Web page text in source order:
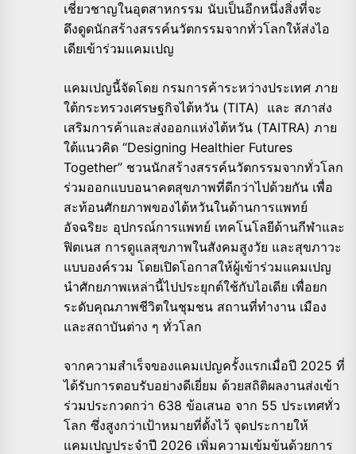
เชี่ยวชาญในอุตสาหกรรม นับเป็นอีกหนึ่งสิ่งที่จะ
ดึงดูดนักสร้างสรรค์นวัตกรรมจากทั่วโลกให้ส่งไอ
เดียเข้าร่วมแคมเปญ
แคมเปญนี้จัดโดย กรมการค้าระหว่างประเทศ ภาย
ใต้กระทรวงเศรษฐกิจไต้หวัน (TITA) และ สภาส่ง
เสริมการค้าและส่งออกแห่งไต้หวัน (TAITRA) ภาย
ใต้แนวคิด “Designing Healthier Futures
Together” ชวนนักสร้างสรรค์นวัตกรรมจากทั่วโลก
ร่วมออกแบบอนาคตสุขภาพที่ดีกว่าไปด้วยกัน เพื่อ
สะท้อนศักยภาพของไต้หวันในด้านการแพทย์
อัจฉริยะ อุปกรณ์การแพทย์ เทคโนโลยีด้านกีฬาและ
ฟิตเนส การดูแลสุขภาพในสังคมสูงวัย และสุขภาวะ
แบบองค์รวม โดยเปิดโอกาสให้ผู้เข้าร่วมแคมเปญ
นำศักยภาพเหล่านี้ไปประยุกต์ใช้กับไอเดีย เพื่อยก
ระดับคุณภาพชีวิตในชุมชน สถานที่ทำงาน เมือง
และสถาบันต่าง ๆ ทั่วโลก
จากความสำเร็จของแคมเปญครั้งแรกเมื่อปี 2025 ที่
ได้รับการตอบรับอย่างดีเยี่ยม ด้วยสถิติผลงานส่งเข้า
ร่วมประกวดกว่า 638 ข้อเสนอ จาก 55 ประเทศทั่ว
โลก ซึ่งสูงกว่าเป้าหมายที่ตั้งไว้ จุดประกายให้
แคมเปญประจำปี 2026 เพิ่มความเข้มข้นด้วยการ